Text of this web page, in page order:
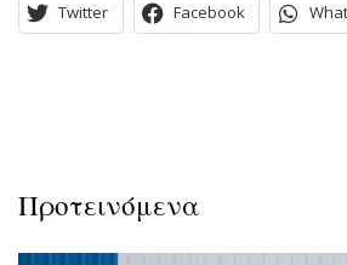
Twitter Facebook
Προτεινόμενα